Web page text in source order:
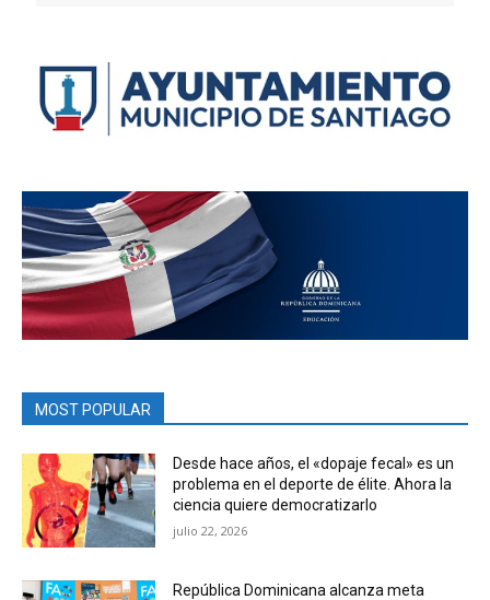
MOST POPULAR
Desde hace años, el «dopaje fecal» es un
problema en el deporte de élite. Ahora la
ciencia quiere democratizarlo
julio 22, 2026
República Dominicana alcanza meta